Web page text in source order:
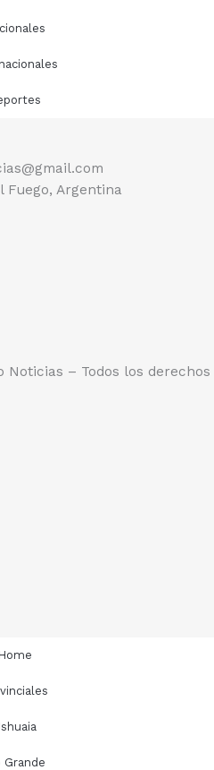
Fuego, Argentina
Noticias – Todos los derechos
Home
Grande